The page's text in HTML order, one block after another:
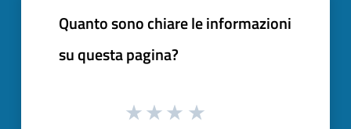
Quanto sono chiare le informazioni
su questa pagina?